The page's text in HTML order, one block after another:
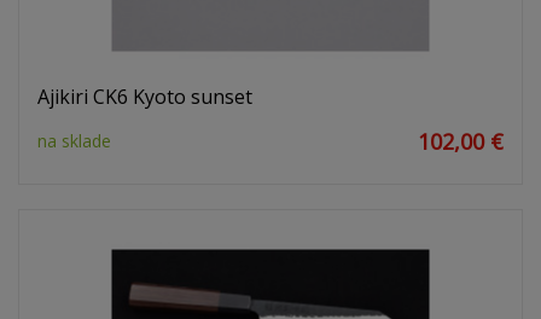
Ajikiri CK6 Kyoto sunset
na sklade 102,00 €